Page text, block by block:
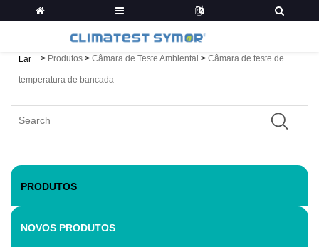
Lar > Produtos > Câmara de Teste Ambiental > Câmara de teste de
temperatura de bancada
PRODUTOS
NOVOS PRODUTOS